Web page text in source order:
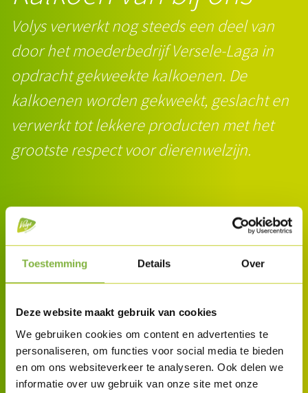
Toestemming Details Over
Deze website maakt gebruik van cookies
We gebruiken cookies om content en advertenties te
personaliseren, om functies voor social media te bieden
en om ons websiteverkeer te analyseren. Ook delen we
informatie over uw gebruik van onze site met onze
Volys verwerkt nog steeds een deel van
door het moederbedrijf Versele-Laga in
opdracht gekweekte kalkoenen. De
kalkoenen worden gekweekt, geslacht en
verwerkt tot lekkere producten met het
grootste respect voor dierenwelzijn.